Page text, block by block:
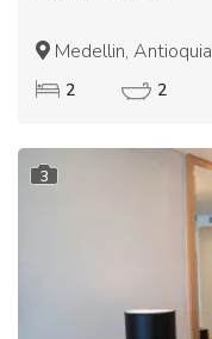
Medellin, Antioquia
2 2
3